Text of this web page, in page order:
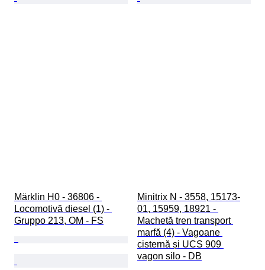
Märklin H0 - 36806 -
Locomotivă diesel (1) -
Gruppo 213, OM - FS
Minitrix N - 3558, 15173-
01, 15959, 18921 -
Machetă tren transport
marfă (4) - Vagoane
cisternă și UCS 909
vagon silo - DB